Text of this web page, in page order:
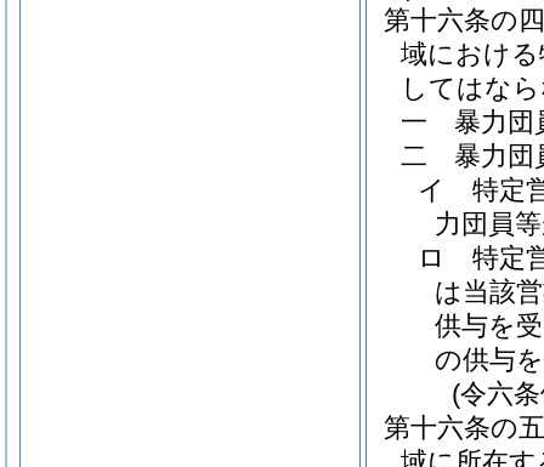
第十六条の四
域におけ
してはな
一
暴力
二
暴力
イ
特定
力団員
ロ
特定
は当該
供与を
の供与
(令六
第十六条の五